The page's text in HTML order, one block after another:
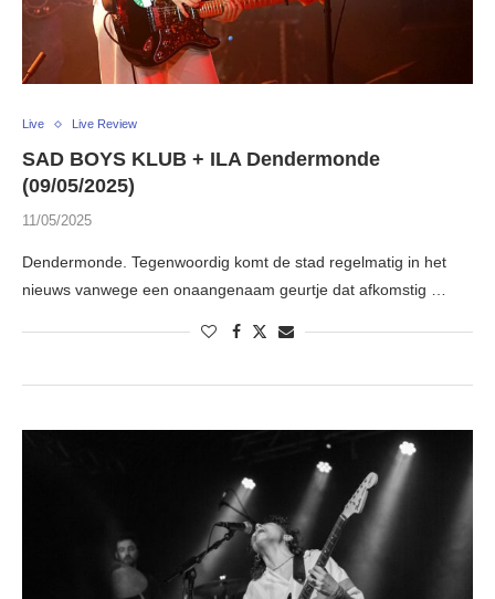
Live Live Review
SAD BOYS KLUB + ILA Dendermonde
(09/05/2025)
11/05/2025
Dendermonde. Tegenwoordig komt de stad regelmatig in het
nieuws vanwege een onaangenaam geurtje dat afkomstig …